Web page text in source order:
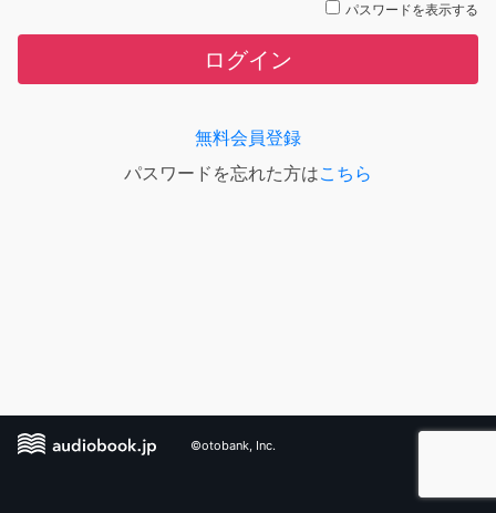
パスワードを表示する
ログイン
無料会員登録
パスワードを忘れた方はこちら
©otobank, Inc.